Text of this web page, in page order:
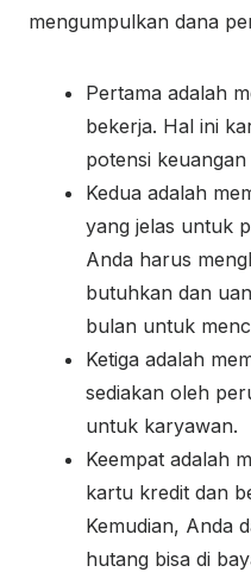
mengumpulkan dana
Pertama adalah
bekerja. Hal ini
potensi
Kedua adalah
yang jelas untuk
Anda harus
butuhkan dan
bulan untuk
Ketiga adalah
sediakan oleh
untuk karyawan.
Keempat adalah
kartu kredit dan
Kemudian, Anda
hutang bisa di